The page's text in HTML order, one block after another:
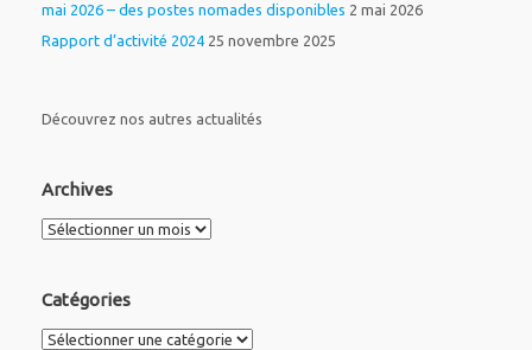
mai 2026 – des postes nomades disponibles 2 mai 2026
Rapport d’activité 2024 25 novembre 2025
Découvrez nos autres actualités
Archives
Archives
Catégories
Catégories